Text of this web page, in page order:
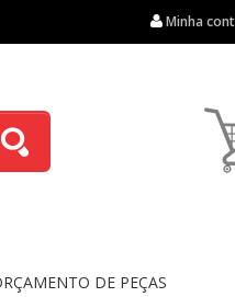
Minha
DE PEÇAS